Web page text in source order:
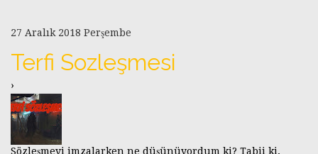
27 Aralık 2018 Perşembe
Terfi Sozleşmesi
›
Sözleşmeyi imzalarken ne düşünüyordum ki? Tabii ki,